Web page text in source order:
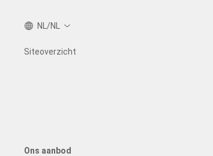
NL/NL
Siteoverzicht
Ons aanbod